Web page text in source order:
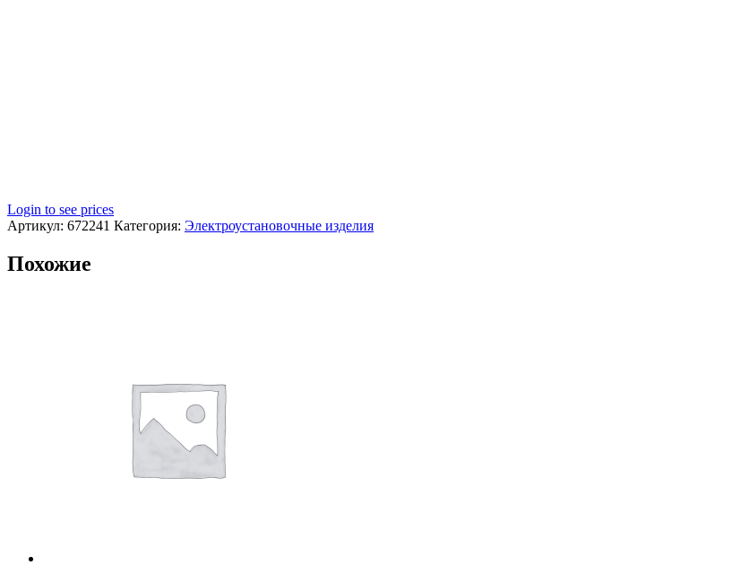
Login to see prices
Артикул: 672241 Категория: Электроустановочные изделия
Похожие